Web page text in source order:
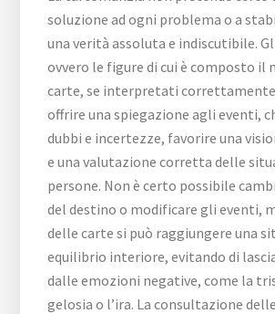
soluzione ad ogni problema o a
una verità assoluta e indiscutibile.
ovvero le figure di cui è composto il
carte, se interpretati
offrire una spiegazione agli eventi,
dubbi e incertezze, favorire una
e una valutazione corretta delle
persone. Non è certo possibile
del destino o modificare gli eventi,
delle carte si può raggiungere una
equilibrio interiore, evitando di
dalle emozioni negative, come la
gelosia o l’ira. La consultazione